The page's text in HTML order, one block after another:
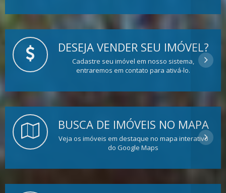
DESEJA VENDER SEU IMÓVEL?
Cadastre seu imóvel em nosso sistema,
entraremos em contato para ativá-lo.
BUSCA DE IMÓVEIS NO MAPA
Veja os imóveis em destaque no mapa interativo
do Google Maps